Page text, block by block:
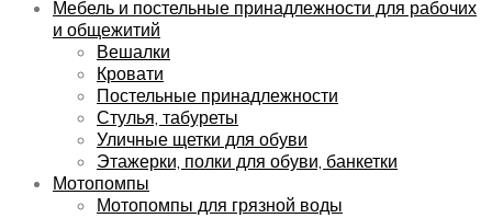
Мебель и постельные принадлежности для рабочих
и общежитий
Вешалки
Кровати
Постельные принадлежности
Стулья, табуреты
Уличные щетки для обуви
Этажерки, полки для обуви, банкетки
Мотопомпы
Мотопомпы для грязной воды